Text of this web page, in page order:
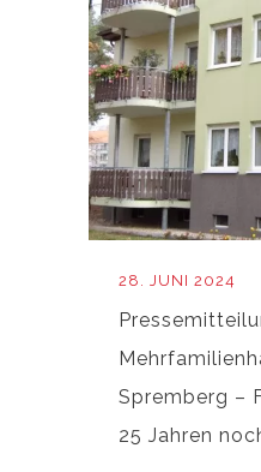
28. JUNI 2024
Spremberg –
25 Jahren